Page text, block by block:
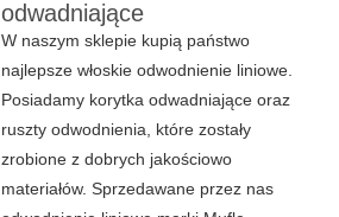
odwadniające
W naszym sklepie kupią państwo
najlepsze włoskie odwodnienie liniowe.
Posiadamy korytka odwadniające oraz
ruszty odwodnienia, które zostały
zrobione z dobrych jakościowo
materiałów. Sprzedawane przez nas